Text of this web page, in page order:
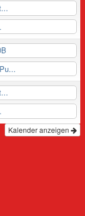
Kalender anzeigen